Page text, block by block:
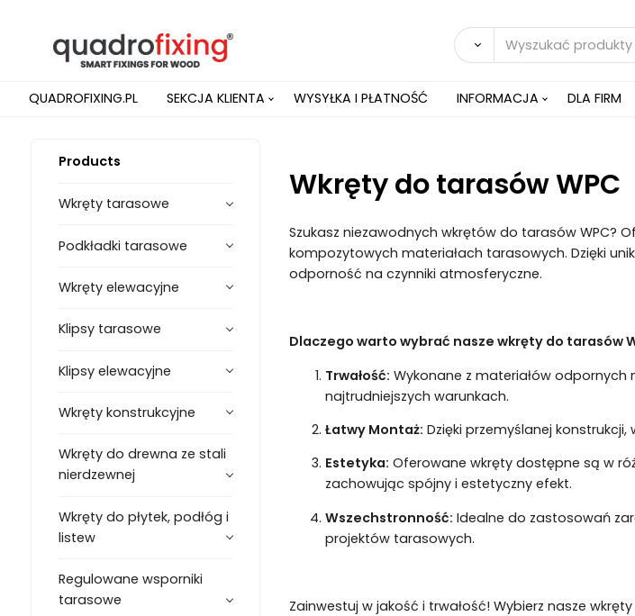
QUADROFIXING.PL SEKCJA KLIENTA WYSYŁKA I PŁATNOŚĆ INFORMACJA DLA FIRM
Products
Wkręty tarasowe
Podkładki tarasowe
Wkręty elewacyjne
Klipsy tarasowe
Klipsy elewacyjne
Wkręty konstrukcyjne
Wkręty do drewna ze stali
nierdzewnej
Wkręty do płytek, podłóg i
listew
Regulowane wsporniki
tarasowe
Wkręty do tarasów WPC
Szukasz niezawodnych wkrętów do tarasów WPC?
kompozytowych materiałach tarasowych. Dzięki
odporność na czynniki atmosferyczne.
Dlaczego warto wybrać nasze wkręty do tarasów
Trwałość: Wykonane z materiałów odpornych
najtrudniejszych warunkach.
Łatwy Montaż: Dzięki przemyślanej
Estetyka: Oferowane wkręty dostępne są w
zachowując spójny i estetyczny efekt.
Wszechstronność: Idealne do zastosowań
projektów tarasowych.
Zainwestuj w jakość i trwałość! Wybierz nasze